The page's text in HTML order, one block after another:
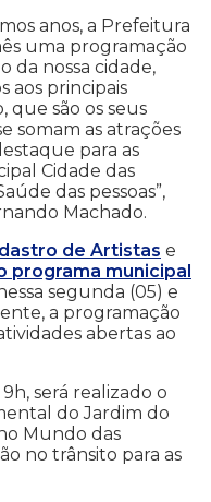
anos, a Prefeitura
uma programação
da nossa cidade,
aos principais
que são os seus
somam as atrações
para as
Cidade das
das pessoas”,
Machado.
de Artistas e
programa municipal
segunda (05) e
a programação
abertas ao
será realizado o
do Jardim do
Mundo das
no trânsito para as